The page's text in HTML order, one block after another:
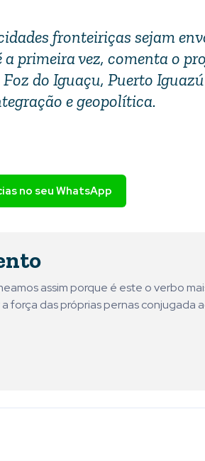
fronteiriças sejam
primeira vez, comenta o
do Iguaçu, Puerto
e geopolítica.
no seu WhatsApp
assim porque é este o verbo
força das próprias pernas conjugada